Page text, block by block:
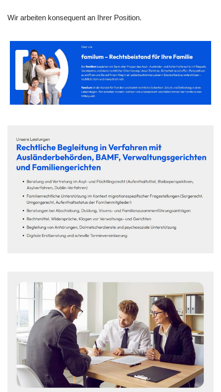
Wir arbeiten konsequent an Ihrer Position.